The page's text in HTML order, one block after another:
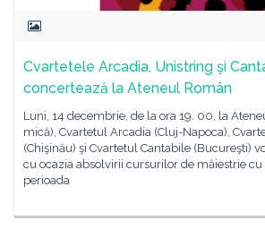
Cvartetele Arcadia, Unistring şi
concertează la Ateneul Român
Luni, 14 decembrie, de la ora 19. 00, la
mică), Cvartetul Arcadia (Cluj-Napoca),
(Chişinău) şi Cvartetul Cantabile (Bucureşti)
cu ocazia absolvirii cursurilor de măiestrie
perioada